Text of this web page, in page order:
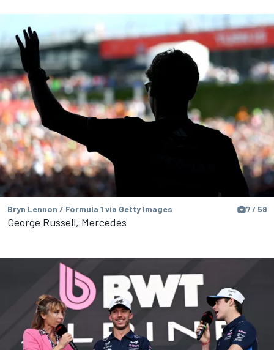
Bryn Lennon / Formula 1 via Getty Images 7 / 59
George Russell, Mercedes